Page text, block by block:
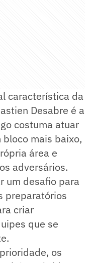
característica da
Desabre é a
costuma atuar
mais baixo,
área e
adversários.
um desafio para
preparatórios
criar
que se
os